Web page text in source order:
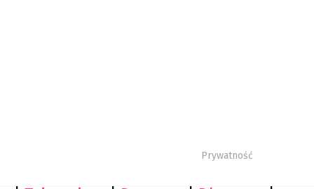
Prywatność